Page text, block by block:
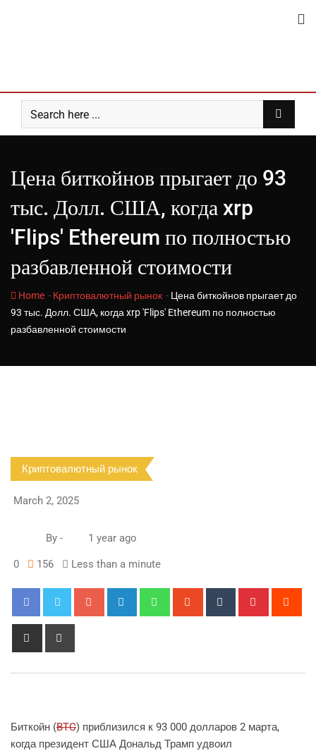
Цена биткойнов прыгает до 93
тыс. Долл. США, когда xrp
'Flips' Ethereum по полностью
разбавленной стоимости
Home - Криптовалютный рынок - Цена биткойнов прыгает до
93 тыс. Долл. США, когда xrp 'Flips' Ethereum по полностью
разбавленной стоимости
Криптовалютный рынок
March 2, 2025
By - 1 year ago
0 156 Less than a minute
Google+ LinkedIn WhatsappStumbleUpon
Tumblr Pinterest
Share
Биткойн (BTC) приблизился к 93 000 долларов 2 марта,
когда президент США Дональд Трамп удвоил